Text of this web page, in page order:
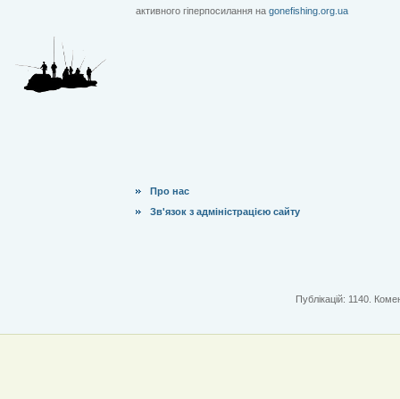
активного гіперпосилання на gonefishing.org.ua
Про нас
Зв'язок з адміністрацією сайту
Публікацій: 1140.